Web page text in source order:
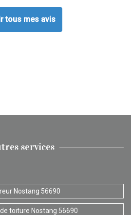
tous mes avis
services
Nostang 56690
toiture Nostang 56690